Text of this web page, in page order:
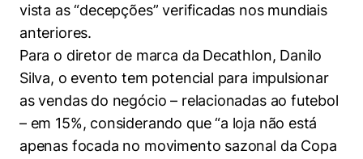
vista as “decepções” verificadas nos mundiais
anteriores.
Para o diretor de marca da Decathlon, Danilo
Silva, o evento tem potencial para impulsionar
as vendas do negócio – relacionadas ao futebol
– em 15%, considerando que “a loja não está
apenas focada no movimento sazonal da Copa